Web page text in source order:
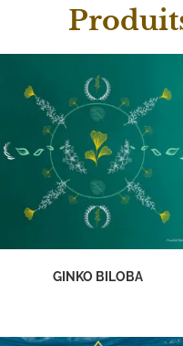
GINKO BILOBA